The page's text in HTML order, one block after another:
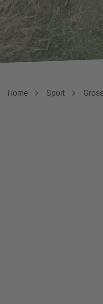
Sie befinden sich hier:
Home Sport